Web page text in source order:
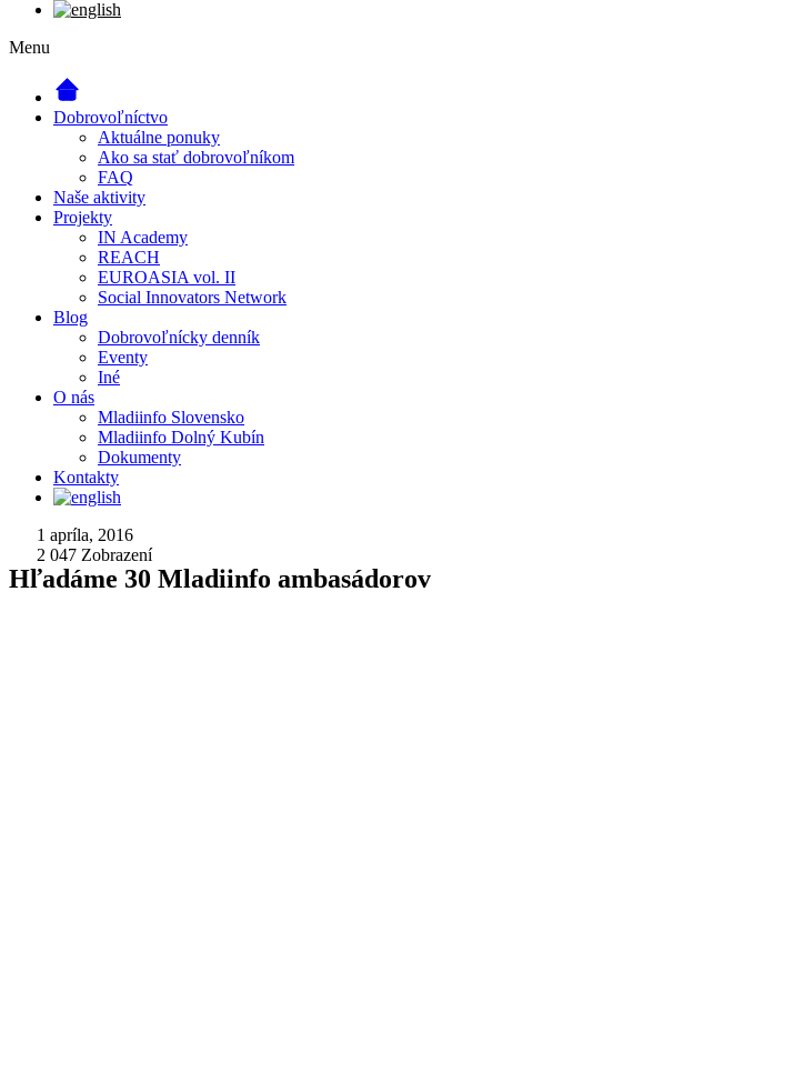
Menu
Dobrovoľníctvo
Aktuálne ponuky
Ako sa stať dobrovoľníkom
FAQ
Naše aktivity
Projekty
IN Academy
REACH
EUROASIA vol. II
Social Innovators Network
Blog
Dobrovoľnícky denník
Eventy
Iné
O nás
Mladiinfo Slovensko
Mladiinfo Dolný Kubín
Dokumenty
Kontakty
1 apríla, 2016
2 047 Zobrazení
Hľadáme 30 Mladiinfo ambasádorov